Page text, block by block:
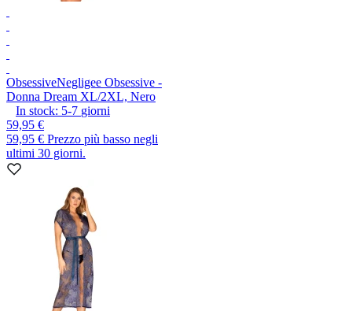
ObsessiveNegligee Obsessive -
Donna Dream XL/2XL, Nero
In stock: 5-7 giorni
59,95 €
59,95 € Prezzo più basso negli
ultimi 30 giorni.